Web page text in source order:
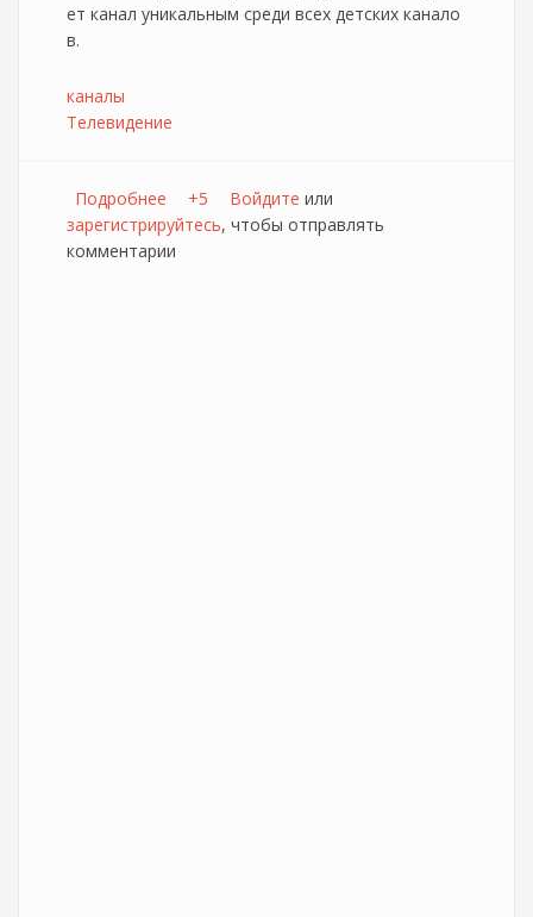
ет канал уникальным среди всех детских канало
в.
каналы
Телевидение
Подробнее о В IP-TV сети ЛИС начал вещание детский
канал Мультимания
+5 Войдите или
зарегистрируйтесь, чтобы отправлять
комментарии